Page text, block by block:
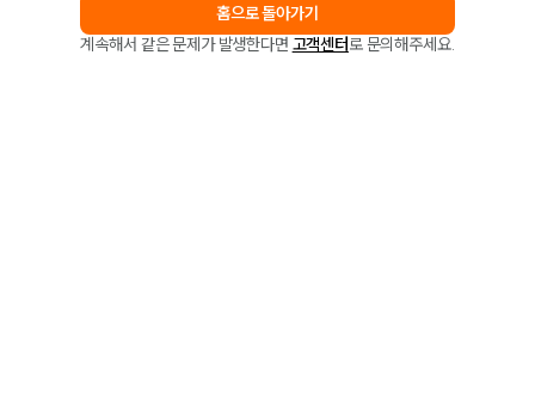
홈으로 돌아가기
계속해서 같은 문제가 발생한다면 고객센터로 문의해주세요.